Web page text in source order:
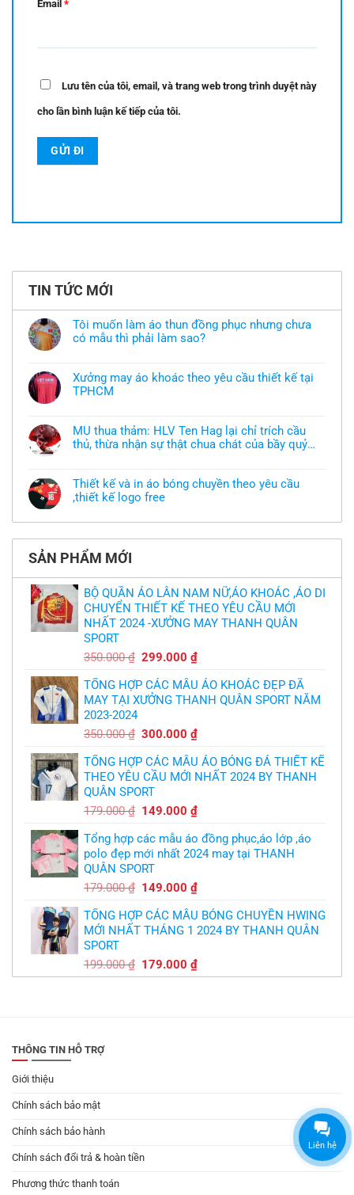
Email *
Lưu tên của tôi, email, và trang web trong trình duyệt này
cho lần bình luận kế tiếp của tôi.
TIN TỨC MỚI
Tôi muốn làm áo thun đồng phục nhưng chưa
có mẫu thì phải làm sao?
bình
luận
ở
áo
thun
đồng
chưa
có
mẫu
thì
làm
Xưởng may áo khoác theo yêu cầu thiết kế tại
TPHCM
bình
luận
ở
khoác
theo
yêu
thiết
tại
TPHCM
MU thua thảm: HLV Ten Hag lại chỉ trích cầu
thủ, thừa nhận sự thật chua chát của bầy quỷ
bình
luận
ở
thảm:
Hag
lại
trích
cầu
thủ,
thừa
nhận
sự
thật
chát
bầy
quỷ
nhỏ
Thiết kế và in áo bóng chuyền theo yêu cầu
,thiết kế logo free
có
luận
Thiết
và
in
áo
bóng
chuyền
theo
,thiết
free
SẢN PHẨM MỚI
BỘ QUẦN ÁO LÂN NAM NỮ,ÁO KHOÁC ,ÁO DI
CHUYỂN THIẾT KẾ THEO YÊU CẦU MỚI
NHẤT 2024 -XƯỞNG MAY THANH QUÂN
SPORT
350.000₫ Giá
là:
350.000 ₫.
299.000₫Giá
tại
là:
TỔNG HỢP CÁC MẪU ÁO KHOÁC ĐẸP ĐÃ
MAY TẠI XƯỞNG THANH QUÂN SPORT NĂM
2023-2024
350.000₫ Giá
là:
350.000 ₫.
300.000₫Giá
tại
là:
TỔNG HỢP CÁC MẪU ÁO BÓNG ĐÁ THIẾT KẾ
THEO YÊU CẦU MỚI NHẤT 2024 BY THANH
QUÂN SPORT
179.000₫ Giá
là:
179.000 ₫.
149.000₫Giá
tại
là:
Tổng hợp các mẫu áo đồng phục,áo lớp ,áo
polo đẹp mới nhất 2024 may tại THANH
QUÂN SPORT
179.000₫ Giá
là:
179.000 ₫.
149.000₫Giá
tại
là:
TỔNG HỢP CÁC MẪU BÓNG CHUYỀN HWING
MỚI NHẤT THÁNG 1 2024 BY THANH QUÂN
SPORT
199.000₫ Giá
gốc
179.000₫Giá
hiện
THÔNG TIN HỖ TRỢ
Giới thiệu
Chính sách bảo mật
Chính sách bảo hành
Chính sách đổi trả & hoàn tiền
Phương thức thanh toán
Liên hệ